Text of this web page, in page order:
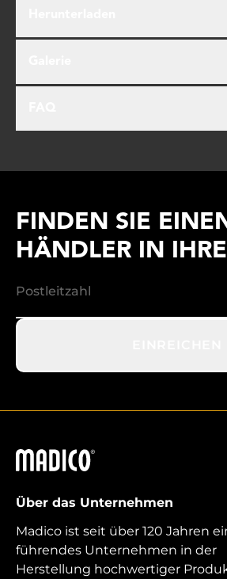
FINDEN SIE
HÄNDLER IN
Madico
Über das Unternehmen
Madico ist seit über 120 Jahren
führendes Unternehmen in der
Herstellung hochwertiger